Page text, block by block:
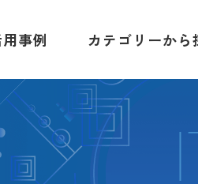
事例 カテゴリーから